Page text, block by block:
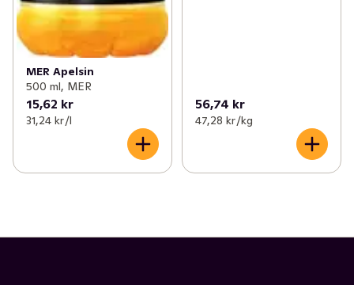
MER Apelsin
500 ml, MER
15,62 kr
31,24 kr /l
56,74 kr
47,28 kr /kg